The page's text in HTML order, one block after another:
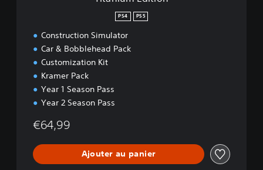
PS4 PS5
Construction Simulator
Car & Bobblehead Pack
Customization Kit
Kramer Pack
Year 1 Season Pass
Year 2 Season Pass
€64,99
Ajouter au panier